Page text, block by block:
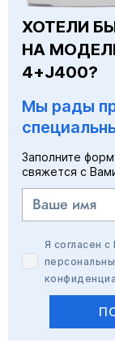
ХОТЕЛИ
НА
4+J400?
Мы рады
Заполните
свяжется с
Я согласен с